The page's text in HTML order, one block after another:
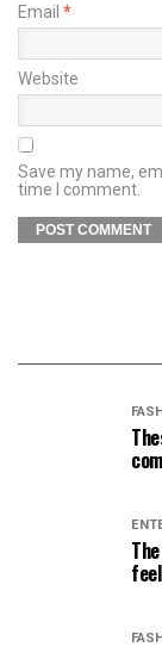
Email *
Website
Save my name,
time I comment.